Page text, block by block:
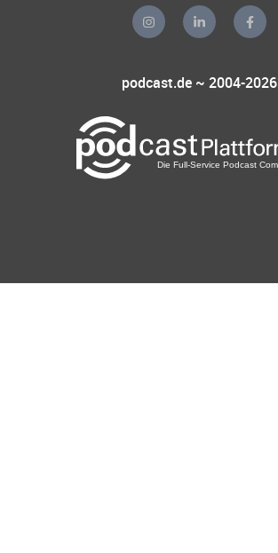
podcast.de ~ 2004-2026